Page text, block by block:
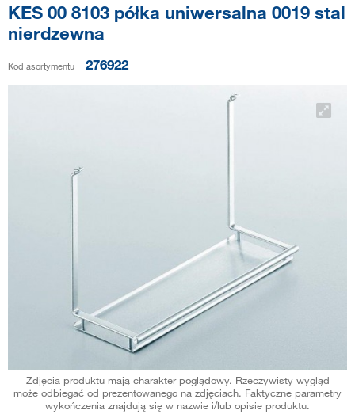
KES 00 8103 półka uniwersalna 0019 stal
nierdzewna
Kod asortymentu 276922
Zdjęcia produktu mają charakter poglądowy. Rzeczywisty wygląd
może odbiegać od prezentowanego na zdjęciach. Faktyczne parametry
wykończenia znajdują się w nazwie i/lub opisie produktu.